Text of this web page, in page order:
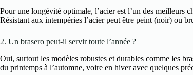
Pour une longévité optimale, l’acier est l’un des meilleurs
Résistant aux intempéries l’acier peut être peint (noir) ou
2. Un brasero peut-il servir toute l’année ?
Oui, surtout les modèles robustes et durables comme les
du printemps à l’automne, voire en hiver avec quelques